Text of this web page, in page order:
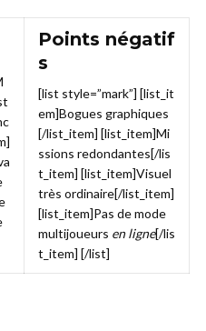
Points négatif
s
[list style=”mark”] [list_it
em]Bogues graphiques
[/list_item] [list_item]Mi
ssions redondantes[/lis
t_item] [list_item]Visuel
très ordinaire[/list_item]
[list_item]Pas de mode
multijoueurs en ligne[/lis
t_item] [/list]